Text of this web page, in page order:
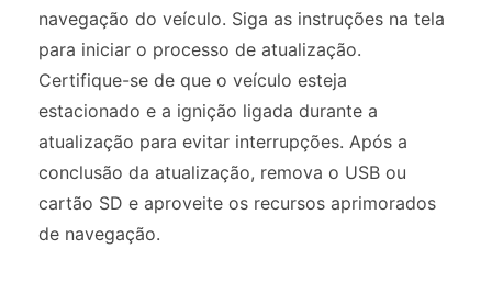
navegação do veículo. Siga as instruções na tela
para iniciar o processo de atualização.
Certifique-se de que o veículo esteja
estacionado e a ignição ligada durante a
atualização para evitar interrupções. Após a
conclusão da atualização, remova o USB ou
cartão SD e aproveite os recursos aprimorados
de navegação.